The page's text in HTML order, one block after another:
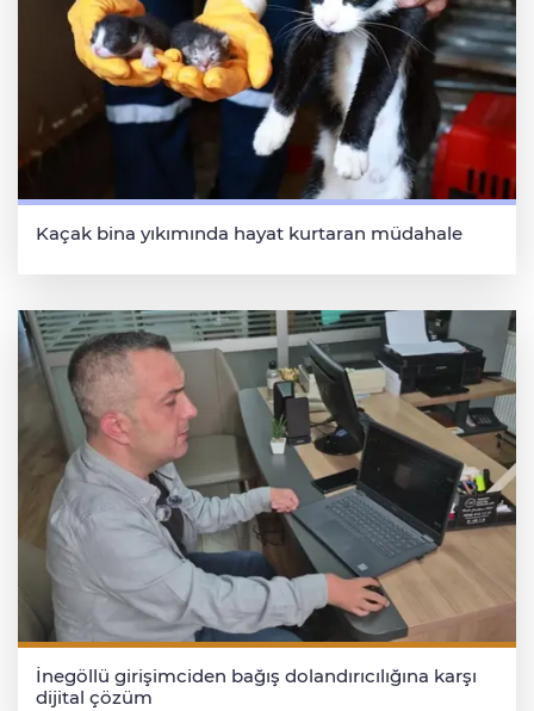
Kaçak bina yıkımında hayat kurtaran müdahale
İnegöllü girişimciden bağış dolandırıcılığına karşı
dijital çözüm